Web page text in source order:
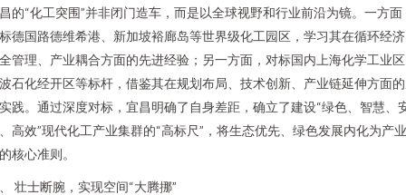
的“化工突围”并非闭门造车，而是以全球视野和行业前沿为镜。一方面
德国路德维希港、新加坡裕廊岛等世界级化工园区，学习其在循环经
管理、产业耦合方面的先进经验；另一方面，对标国内上海化学工业
石化经开区等标杆，借鉴其在规划布局、技术创新、产业链延伸方面
践。通过深度对标，宜昌明确了自身差距，确立了建设“绿色、智慧、
高效”现代化工产业集群的“高标尺”，将生态优先、绿色发展内化为产
核心准则。
壮士断腕，实现空间“大腾挪”